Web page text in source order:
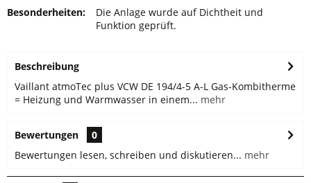
Besonderheiten:
Die Anlage wurde auf Dichtheit und
Funktion geprüft.
Beschreibung
Vaillant atmoTec plus VCW DE 194/4-5 A-L Gas-Kombitherme
= Heizung und Warmwasser in einem... mehr
Bewertungen
0
Bewertungen lesen, schreiben und diskutieren... mehr